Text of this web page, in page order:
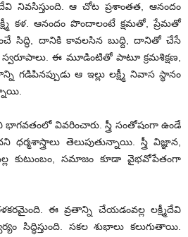
నివసిస్తుంది. ఆ చోట ప్రశాంతత, ఆనందం
కళ. ఆనందం పొందాలంటే క్షమతో, ప్రేమతో
సిద్ధి, దానికి కావలసిన బుధ్ది, దానితో చేసే
స్వరూపాలు. ఈ మూడింటితో పాటూ క్రమశిక్షణ,
ఆ ఇల్లు లక్ష్మీ నివాస స్థానం
భాగవతంలో వివరించారు. స్త్రీ సంతోషంగా ఉండే
తెలుపుతున్నాయి. స్త్రీ విజ్ఞాన,
కుటుంబం, సమాజం కూడా వైభవోపేతంగా
ఈ వ్రతాన్ని చేయడంవల్ల లక్ష్మీదేవి
సిద్ధిస్తుంది. సకల శుభాలు కలుగుతాయి.